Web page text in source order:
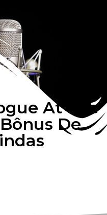
At The
De